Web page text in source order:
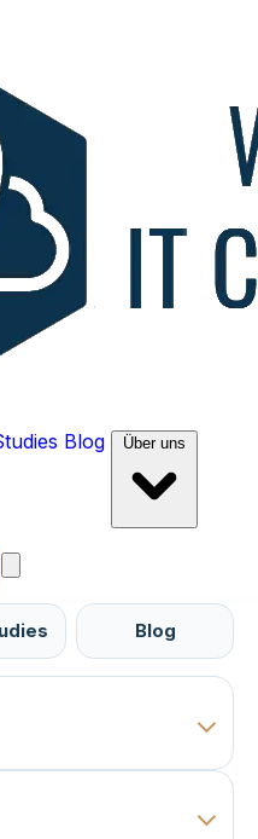
Blog
Blog